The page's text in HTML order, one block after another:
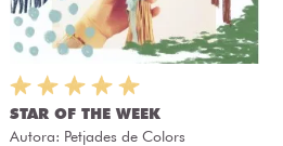
STAR OF THE WEEK
Autora: Petjades de Colors